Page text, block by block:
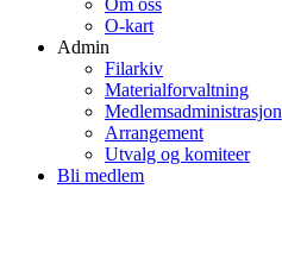
O-kart
Admin
Filarkiv
Materialforvaltning
Medlemsadministrasjon
Arrangement
Utvalg og komiteer
Bli medlem